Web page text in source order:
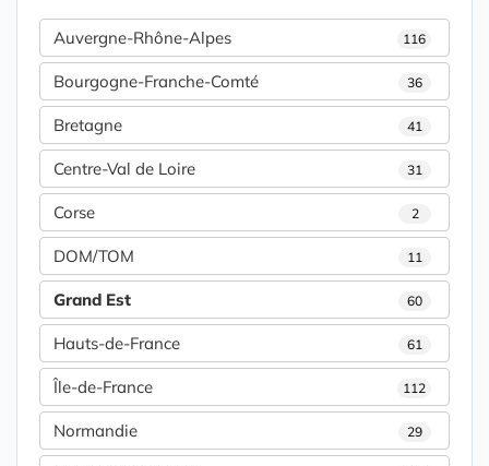
Auvergne-Rhône-Alpes 116
Bourgogne-Franche-Comté 36
Bretagne 41
Centre-Val de Loire 31
Corse 2
DOM/TOM 11
Grand Est 60
Hauts-de-France 61
Île-de-France 112
Normandie 29